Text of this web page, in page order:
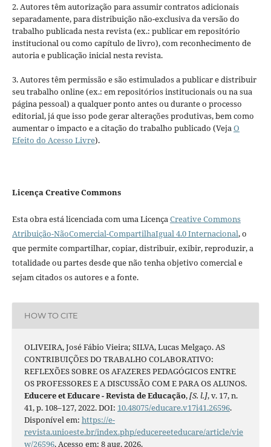
2. Autores têm autorização para assumir contratos adicionais
separadamente, para distribuição não-exclusiva da versão do
trabalho publicada nesta revista (ex.: publicar em repositório
institucional ou como capítulo de livro), com reconhecimento de
autoria e publicação inicial nesta revista.
3. Autores têm permissão e são estimulados a publicar e distribuir
seu trabalho online (ex.: em repositórios institucionais ou na sua
página pessoal) a qualquer ponto antes ou durante o processo
editorial, já que isso pode gerar alterações produtivas, bem como
aumentar o impacto e a citação do trabalho publicado (VejaO
Efeito do Acesso Livre).
Licença Creative Commons
Esta obra está licenciada com uma LicençaCreative Commons
Atribuição-NãoComercial-CompartilhaIgual 4.0 Internacional, o
que permite compartilhar, copiar, distribuir, exibir, reproduzir, a
totalidade ou partes desde que não tenha objetivo comercial e
sejam citados os autores e a fonte.
HOW TO CITE
OLIVEIRA, José Fábio Vieira; SILVA, Lucas Melgaço. AS
CONTRIBUIÇÕES DO TRABALHO COLABORATIVO:
REFLEXÕES SOBRE OS AFAZERES PEDAGÓGICOS ENTRE
OS PROFESSORES E A DISCUSSÃO COM E PARA OS ALUNOS.
Educere et Educare - Revista de Educação,[S. l.], v. 17, n.
41, p. 108–127, 2022. DOI: 10.48075/educare.v17i41.26596.
Disponível em: https://e-
revista.unioeste.br/index.php/educereeteducare/article/vie
w/26596. Acesso em: 8 aug. 2026.